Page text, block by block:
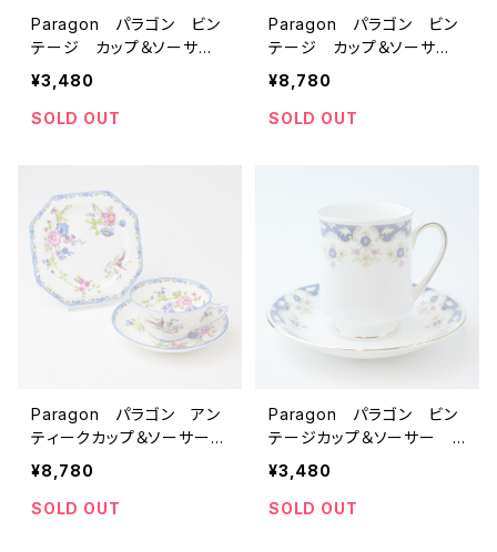
Paragon パラゴン ビン
テージ カップ＆ソーサ
ー 【イギリス】 アンティ
ーク コーヒーカップ テ
ィーカップ
¥3,480
SOLD OUT
Paragon パラゴン ビン
テージ カップ＆ソーサ
ー 【イギリス】 アンティ
ーク ティーカップ
¥8,780
SOLD OUT
Paragon パラゴン アン
ティークカップ＆ソーサー
バター皿？付 【イギリス】
ビンテージ ティーカッ
プ コーヒーカップ
¥8,780
SOLD OUT
Paragon パラゴン ビン
テージカップ＆ソーサー
ネイビー 【イギリス】 ア
ンティーク ティーカップ
コーヒーカップ
¥3,480
SOLD OUT